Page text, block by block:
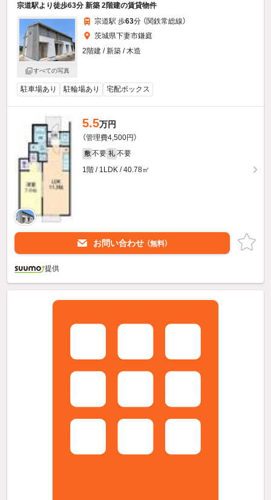
宗道駅より徒歩63分 新築 2階建の賃貸物件
すべての写真
宗道駅 歩63分 （関鉄常総線）
茨城県下妻市鎌庭
2階建 / 新築 / 木造
駐車場あり 駐輪場あり 宅配ボックス
5.5万円
（管理費4,500円）
敷 不要 礼 不要
1階 / 1LDK / 40.78㎡
お問い合わせ （無料）
提供